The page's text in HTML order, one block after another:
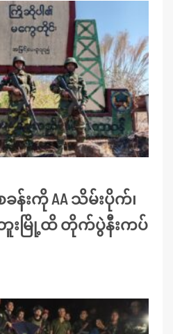
န်းကို AA သိမ်းပိုက်၊
းမြို့ထိ တိုက်ပွဲနီးကပ်